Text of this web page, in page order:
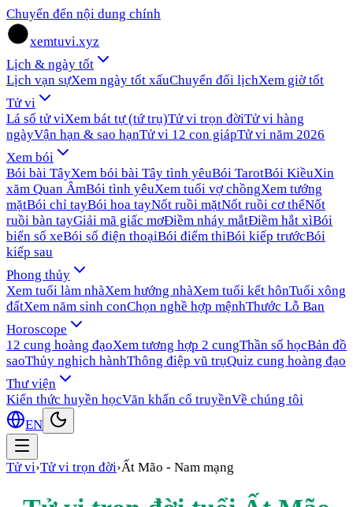
Chuyển đến nội dung chính
xemtuvi.xyz
Lịch & ngày tốt
Lịch vạn sựXem ngày tốt xấuChuyển đổi lịchXem giờ tốt
Tử vi
Lá số tử viXem bát tự (tứ trụ)Tử vi trọn đờiTử vi hàng
ngàyVận hạn & sao hạnTử vi 12 con giápTử vi năm 2026
Xem bói
Bói bài TâyXem bói bài Tây tình yêuBói TarotBói KiềuXin
xăm Quan ÂmBói tình yêuXem tuổi vợ chồngXem tướng
mặtBói chỉ tayBói hoa tayNốt ruồi mặtNốt ruồi cơ thểNốt
ruồi bàn tayGiải mã giấc mơĐiềm nháy mắtĐiềm hắt xìBói
biển số xeBói số điện thoạiBói điểm thiBói kiếp trướcBói
kiếp sau
Phong thủy
Xem tuổi làm nhàXem hướng nhàXem tuổi kết hônTuổi xông
đấtXem năm sinh conChọn nghề hợp mệnhThước Lỗ Ban
Horoscope
12 cung hoàng đạoXem tương hợp 2 cungThần số họcBản đồ
saoThủy nghịch hànhThông điệp vũ trụQuiz cung hoàng đạo
Thư viện
Kiến thức huyền họcVăn khấn cổ truyềnVề chúng tôi
EN
Tử vi›Tử vi trọn đời›Ất Mão - Nam mạng